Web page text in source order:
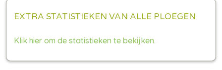
EXTRA STATISTIEKEN VAN ALLE PLOEGEN
Klik hier om de statistieken te bekijken.